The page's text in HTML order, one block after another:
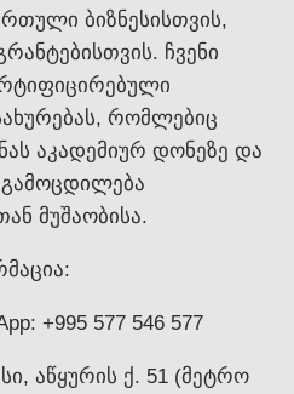
ბიზნესისთვის,
ჩვენი
რომლებიც
აკადემიურ დონეზე და
მუშაობისა.
+995 577 546 577
აწყურის ქ. 51 (მეტრო